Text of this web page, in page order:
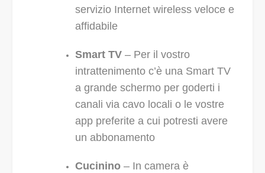
servizio Internet wireless veloce e
affidabile
Smart TV – Per il vostro
intrattenimento c’è una Smart TV
a grande schermo per goderti i
canali via cavo locali o le vostre
app preferite a cui potresti avere
un abbonamento
Cucinino – In camera è